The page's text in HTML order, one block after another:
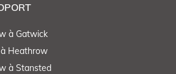
à Gatwick
Heathrow
à Stansted